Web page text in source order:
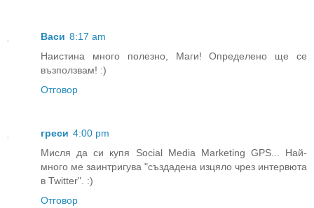
Васи 8:17 am
Наистина много полезно, Маги! Определено ще се
възползвам! :)
Отговор
греси 4:00 pm
Мисля да си купя Social Media Marketing GPS... Най-
много ме заинтригува "създадена изцяло чрез интервюта
в Twitter". :)
Отговор